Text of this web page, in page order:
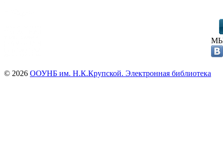
© 2026 ООУНБ им. Н.К.Крупской. Электронная библиотека